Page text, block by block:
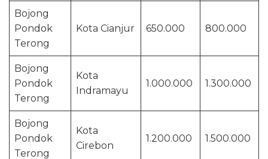
Bojong
Pondok
Terong
Kota Cianjur 650.000 800.000
Bojong
Pondok
Terong
Kota
Indramayu
1.000.000 1.300.000
Bojong
Pondok
Terong
Kota
Cirebon
1.200.000 1.500.000